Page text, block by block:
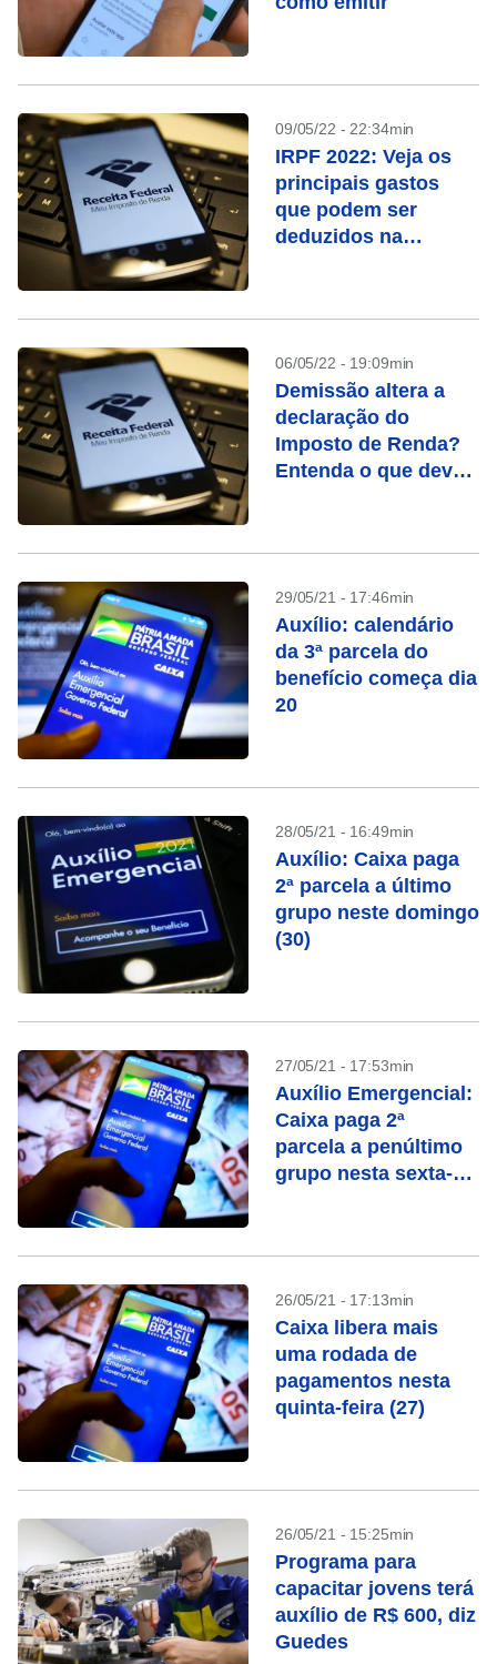
09/05/22 - 22:34min
IRPF 2022: Veja os
principais gastos
que podem ser
deduzidos na
06/05/22 - 19:09min
Demissão altera a
declaração do
Imposto de Renda?
Entenda o que deve
29/05/21 - 17:46min
Auxílio: calendário
da 3ª parcela do
benefício começa dia
20
28/05/21 - 16:49min
Auxílio: Caixa paga
2ª parcela a último
grupo neste domingo
(30)
27/05/21 - 17:53min
Auxílio Emergencial:
Caixa paga 2ª
parcela a penúltimo
grupo nesta sexta-
26/05/21 - 17:13min
Caixa libera mais
uma rodada de
pagamentos nesta
quinta-feira (27)
26/05/21 - 15:25min
Programa para
capacitar jovens terá
auxílio de R$ 600, diz
Guedes